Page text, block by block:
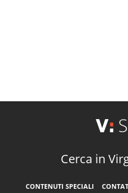
Cerca in
CONTENUTI SPECIALI